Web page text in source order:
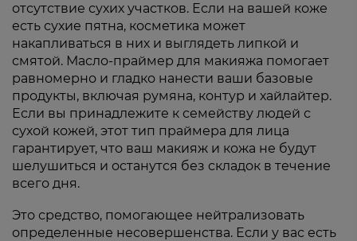
отсутствие сухих участков. Если на вашей коже
есть сухие пятна, косметика может
накапливаться в них и выглядеть липкой и
смятой. Масло-праймер для макияжа помогает
равномерно и гладко нанести ваши базовые
продукты, включая румяна, контур и хайлайтер.
Если вы принадлежите к семейству людей с
сухой кожей, этот тип праймера для лица
гарантирует, что ваш макияж и кожа не будут
шелушиться и останутся без складок в течение
всего дня.
Это средство, помогающее нейтрализовать
определенные несовершенства. Если у вас есть